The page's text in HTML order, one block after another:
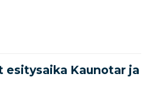
esitysaika Kaunotar ja